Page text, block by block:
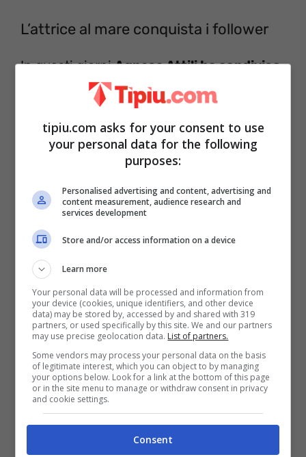
L’attrice al mare conquista i follower
In questi giorniAgnese Attili ha condiviso
alcuni scatti sul suo account Instagram
che la mostrano felice al mare. Proprio al
mare la bella attrice, tempo fa ha dedicato
frasi meravigliose, che in breve tempo
“A me il mare mi rimette al mondo, il mare
con gli amici dove scambi risate e affetto
dove il caldo non ti squaglia e il tempo
tipiu.com asks for your consent to use
your personal data for the following
purposes:
Personalised advertising and content, advertising and
content measurement, audience research and
services development
Store and/or access information on a device
Learn more
Your personal data will be processed and information from
your device (cookies, unique identifiers, and other device
data) may be stored by, accessed by and shared with 319
partners, or used specifically by this site. We and our partners
may use precise geolocation data. List of partners.
Some vendors may process your personal data on the basis
of legitimate interest, which you can object to by managing
your options below. Look for a link at the bottom of this page
or in the site menu to manage or withdraw consent in privacy
and cookie settings.
Consent